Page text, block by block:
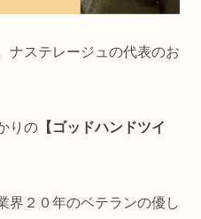
ナステレージュの代表のお
りの 【ゴッドハンドツイ
界２０年のベテランの優し